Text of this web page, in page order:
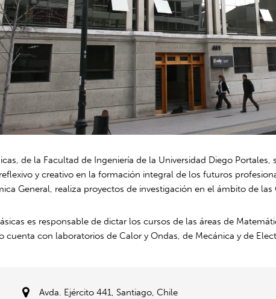
de la Facultad de Ingeniería de la Universidad Diego
y creativo en la formación integral de los futuros
General, realiza proyectos de investigación en el ámbito de las
es responsable de dictar los cursos de las áreas de
cuenta con laboratorios de Calor y Ondas, de Mecánica y de
Avda. Ejército 441, Santiago, Chile